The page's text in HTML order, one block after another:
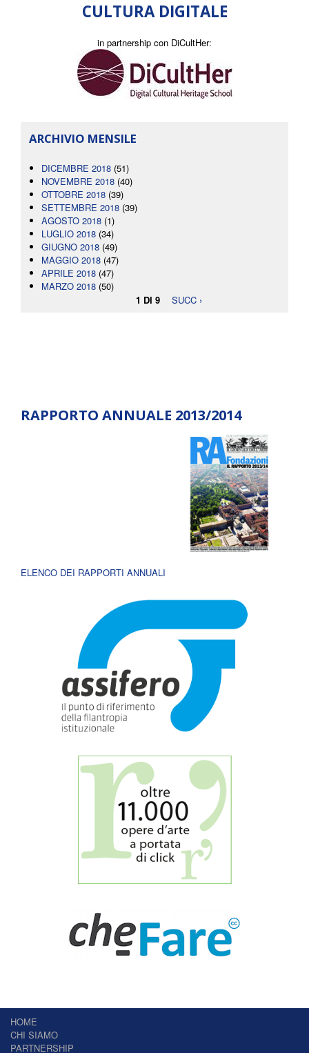
CULTURA DIGITALE
in partnership con DiCultHer:
ARCHIVIO MENSILE
DICEMBRE 2018 (51)
NOVEMBRE 2018 (40)
OTTOBRE 2018 (39)
SETTEMBRE 2018 (39)
AGOSTO 2018 (1)
LUGLIO 2018 (34)
GIUGNO 2018 (49)
MAGGIO 2018 (47)
APRILE 2018 (47)
MARZO 2018 (50)
1 DI 9
SUCC ›
RAPPORTO ANNUALE 2013/2014
ELENCO DEI RAPPORTI ANNUALI
HOME
CHI SIAMO
PARTNERSHIP